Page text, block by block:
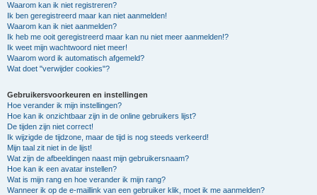
Waarom kan ik niet registreren?
Ik ben geregistreerd maar kan niet aanmelden!
Waarom kan ik niet aanmelden?
Ik heb me ooit geregistreerd maar kan nu niet meer aanmelden!?
Ik weet mijn wachtwoord niet meer!
Waarom word ik automatisch afgemeld?
Wat doet "verwijder cookies"?
Gebruikersvoorkeuren en instellingen
Hoe verander ik mijn instellingen?
Hoe kan ik onzichtbaar zijn in de online gebruikers lijst?
De tijden zijn niet correct!
Ik wijzigde de tijdzone, maar de tijd is nog steeds verkeerd!
Mijn taal zit niet in de lijst!
Wat zijn de afbeeldingen naast mijn gebruikersnaam?
Hoe kan ik een avatar instellen?
Wat is mijn rang en hoe verander ik mijn rang?
Wanneer ik op de e-maillink van een gebruiker klik, moet ik me aanmelden?